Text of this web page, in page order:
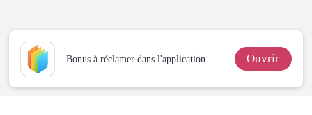
Bonus à réclamer dans l'application Ouvrir